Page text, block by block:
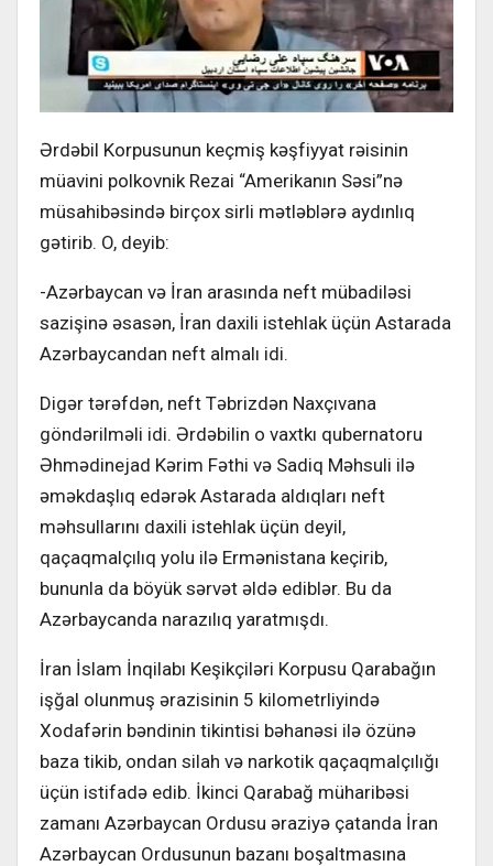
Ərdəbil Korpusunun keçmiş kəşfiyyat rəisinin
müavini polkovnik Rezai “Amerikanın Səsi”nə
müsahibəsində birçox sirli mətləblərə aydınlıq
gətirib. O, deyib:
-Azərbaycan və İran arasında neft mübadiləsi
sazişinə əsasən, İran daxili istehlak üçün Astarada
Azərbaycandan neft almalı idi.
Digər tərəfdən, neft Təbrizdən Naxçıvana
göndərilməli idi. Ərdəbilin o vaxtkı qubernatoru
Əhmədinejad Kərim Fəthi və Sadiq Məhsuli ilə
əməkdaşlıq edərək Astarada aldıqları neft
məhsullarını daxili istehlak üçün deyil,
qaçaqmalçılıq yolu ilə Ermənistana keçirib,
bununla da böyük sərvət əldə ediblər. Bu da
Azərbaycanda narazılıq yaratmışdı.
İran İslam İnqilabı Keşikçiləri Korpusu Qarabağın
işğal olunmuş ərazisinin 5 kilometrliyində
Xodafərin bəndinin tikintisi bəhanəsi ilə özünə
baza tikib, ondan silah və narkotik qaçaqmalçılığı
üçün istifadə edib. İkinci Qarabağ müharibəsi
zamanı Azərbaycan Ordusu əraziyə çatanda İran
Azərbaycan Ordusunun bazanı boşaltmasına